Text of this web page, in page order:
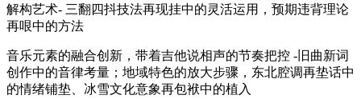
解构艺术- 三翻四抖技法再现挂中的灵活运用，预期违背理论
再哏中的方法
音乐元素的融合创新，带着吉他说相声的节奏把控 -旧曲新词
创作中的音律考量；地域特色的放大步骤，东北腔调再垫话中
的情绪铺垫、冰雪文化意象再包袱中的植入